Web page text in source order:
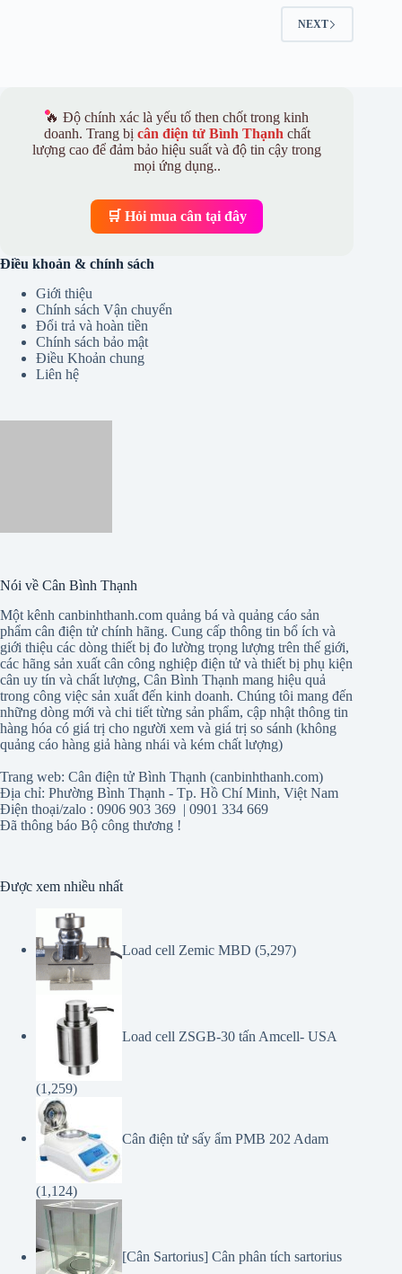
NEXT
🔥 Độ chính xác là yếu tố then chốt trong kinh
doanh. Trang bịcân điện tử Bình Thạnh
mọi ứng dụng..
Điều khoản & chính sách
Giới thiệu
Chính sách Vận chuyển
Đổi trả và hoàn tiền
Chính sách bảo mật
Một kênh canbinhthanh.com quảng bá và quảng cáo sản
giới thiệu các dòng thiết bị đo lường trọng lượng trên thế giới,
các hãng sản xuất cân công nghiệp điện tử và thiết bị phụ kiện
cân uy tín và chất lượng, Cân Bình Thạnh mang hiệu quả
trong công việc sản xuất đến kinh doanh. Chúng tôi mang đến
những dòng mới và chi tiết từng sản phẩm, cập nhật thông tin
hàng hóa có giá trị cho người xem và giá trị so sánh (không
quảng cáo hàng giả hàng nhái và kém chất lượng)
Trang web: Cân điện tử Bình Thạnh (canbinhthanh.com)
Điện thoại/zalo : 0906 903 369 | 0901 334 669
Đã thông báo Bộ công thương !
(1,259)
(1,124)